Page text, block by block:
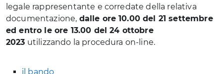
legale rappresentante e corredate della relativa
documentazione, dalle ore 10.00 del 21 settembre
ed entro le ore 13.00 del 24 ottobre
2023 utilizzando la procedura on-line.
il bando